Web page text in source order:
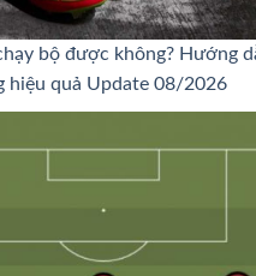
bộ được không? Hướng
hiệu quả Update 08/2026